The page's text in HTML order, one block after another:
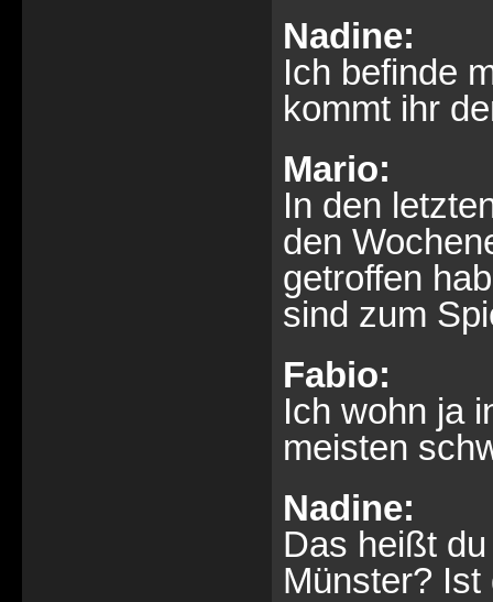
Nadine:
Ich befinde
kommt ihr
Mario:
In den
den
getroffen
sind zum
Fabio:
Ich wohn ja
meisten
Nadine:
Das heißt
Münster?